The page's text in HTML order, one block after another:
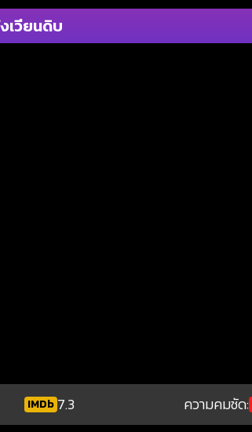
เวียนดิบ
IMDb 7.3 ความคมชัด: